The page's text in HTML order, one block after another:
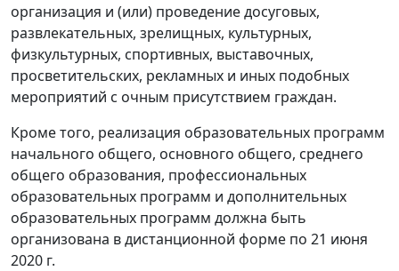
организация и (или) проведение досуговых,
развлекательных, зрелищных, культурных,
физкультурных, спортивных, выставочных,
просветительских, рекламных и иных подобных
мероприятий с очным присутствием граждан.
Кроме того, реализация образовательных программ
начального общего, основного общего, среднего
общего образования, профессиональных
образовательных программ и дополнительных
образовательных программ должна быть
организована в дистанционной форме по 21 июня
2020 г.